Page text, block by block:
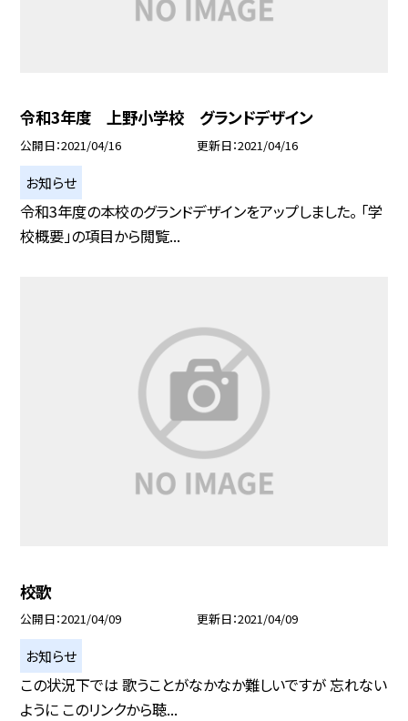
令和3年度 上野小学校 グランドデザイン
公開日 2021/04/16 更新日 2021/04/16
お知らせ
令和3年度の本校のグランドデザインをアップしました。 「学
校概要」の項目から閲覧...
校歌
公開日 2021/04/09 更新日 2021/04/09
お知らせ
この状況下では 歌うことがなかなか難しいですが 忘れない
ように このリンクから聴...